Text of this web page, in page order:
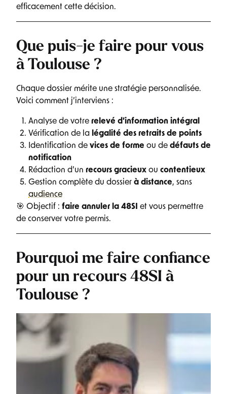
efficacement cette décision.
Que puis-je faire pour vous
à Toulouse ?
Chaque dossier mérite une stratégie personnalisée.
Voici comment j’interviens :
Analyse de votre relevé d’information intégral
Vérification de la légalité des retraits de points
Identification de vices de forme ou de défauts de
notification
Rédaction d’un recours gracieux ou contentieux
Gestion complète du dossier à distance, sans
audience
🎯 Objectif : faire annuler la 48SI et vous permettre
de conserver votre permis.
Pourquoi me faire confiance
pour un recours 48SI à
Toulouse ?